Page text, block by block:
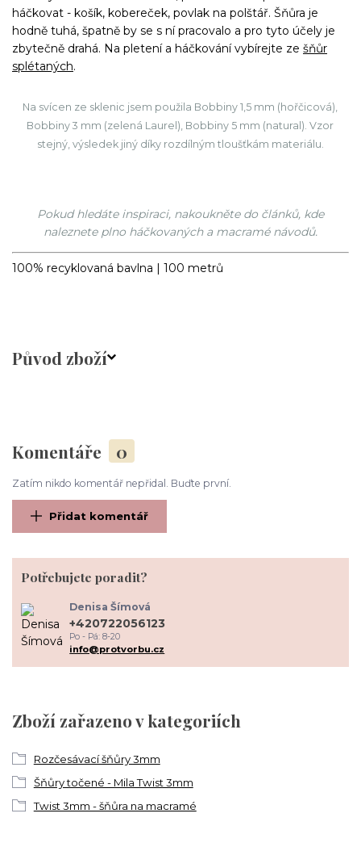
háčkovat - košík, kobereček, povlak na polštář. Šňůra je
hodně tuhá, špatně by se s ní pracovalo a pro tyto účely je
zbytečně drahá. Na pletení a háčkování vybírejte ze šňůr
splétaných.
Na svícen ze sklenic jsem použila Bobbiny 1,5 mm (hořčicová),
Bobbiny 3 mm (zelená Laurel), Bobbiny 5 mm (natural). Vzor
stejný, výsledek jiný díky rozdílným tloušťkám materiálu.
Pokud hledáte inspiraci, nakoukněte do článků, kde
naleznete plno háčkovaných a macramé návodů.
100% recyklovaná bavlna | 100 metrů
Původ zboží
Komentáře 0
Zatím nikdo komentář nepřidal. Buďte první.
Přidat komentář
Zboží zařazeno v kategoriích
Rozčesávací šňůry 3mm
Šňůry točené - Mila Twist 3mm
Twist 3mm - šňůra na macramé
Potřebujete poradit?
Denisa Šímová
+420722056123
Po - Pá: 8-20
info@protvorbu.cz